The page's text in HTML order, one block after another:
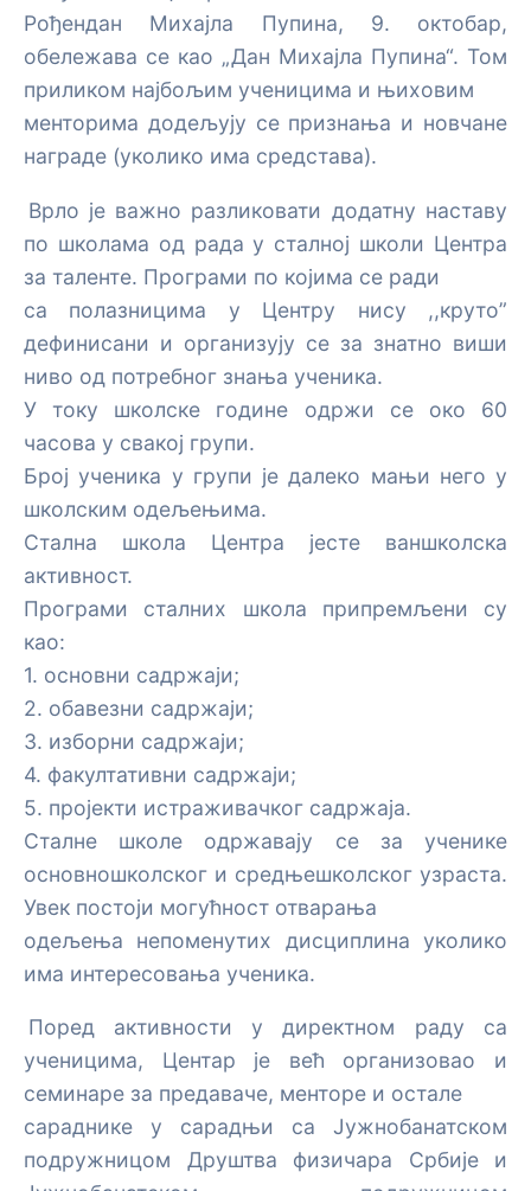
Рођендан Михајла Пупина, 9. октобар,
обележава се као „Дан Михајла Пупина“. Том
приликом најбољим ученицима и њиховим
менторима додељују се признања и новчане
награде (уколико има средстава).
Врло је важно разликовати додатну наставу
по школама од рада у сталној школи Центра
за таленте. Програми по којима се ради
са полазницима у Центру нису ,,круто”
дефинисани и организују се за знатно виши
ниво од потребног знања ученика.
У току школске године одржи се око 60
часова у свакој групи.
Број ученика у групи је далеко мањи него у
школским одељењима.
Стална школа Центра јесте ваншколска
активност.
Програми сталних школа припремљени су
као:
1. основни садржаји;
2. обавезни садржаји;
3. изборни садржаји;
4. факултативни садржаји;
5. пројекти истраживачког садржаја.
Сталне школе одржавају се за ученике
основношколског и средњешколског узраста.
Увек постоји могућност отварања
одељења непоменутих дисциплина уколико
има интересовања ученика.
Поред активности у директном раду са
ученицима, Центар је већ организовао и
семинаре за предаваче, менторе и остале
сараднике у сарадњи са Јужнобанатском
подружницом Друштва физичара Србије и